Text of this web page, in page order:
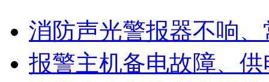
消防声光警报器不响
报警主机备电故障、